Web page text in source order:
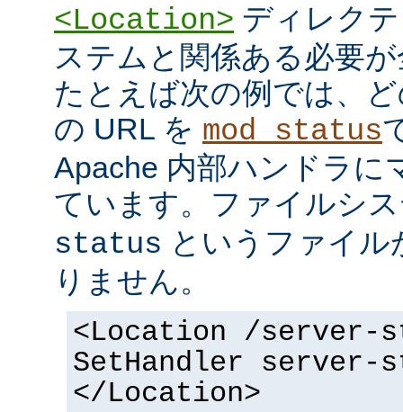
<Location> ディレク
ステムと関係ある必要
たとえば次の例では、
の URL を mod_status
Apache 内部ハンドラに
ています。ファイルシ
status というファイ
りません。
<Location /server-
SetHandler server-
</Location>